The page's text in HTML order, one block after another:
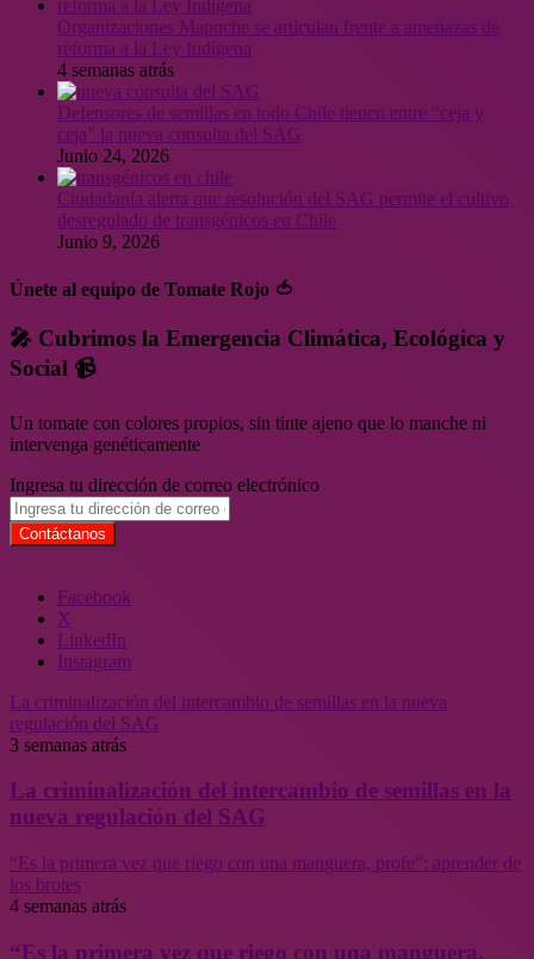
Organizaciones Mapuche se articulan frente a amenazas de
reforma a la Ley Indígena
4 semanas atrás
Defensores de semillas en todo Chile tienen entre “ceja y
ceja” la nueva consulta del SAG
Junio 24, 2026
Ciudadanía alerta que resolución del SAG permite el cultivo
desregulado de transgénicos en Chile
Junio 9, 2026
Únete al equipo de Tomate Rojo 🍅
🎤 Cubrimos la Emergencia Climática, Ecológica y
Social 📹
Un tomate con colores propios, sin tinte ajeno que lo manche ni
intervenga genéticamente
Ingresa tu dirección de correo electrónico
Facebook
X
LinkedIn
Instagram
La criminalización del intercambio de semillas en la nueva
regulación del SAG
3 semanas atrás
La criminalización del intercambio de semillas en la
nueva regulación del SAG
“Es la primera vez que riego con una manguera, profe”: aprender de
los brotes
4 semanas atrás
“Es la primera vez que riego con una manguera,